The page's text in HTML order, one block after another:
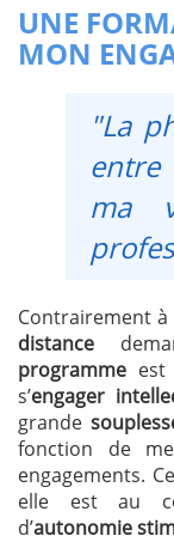
UNE
MON
"La
entre
ma
Contrairement
distance
programme est
s’engager
grande
fonction de
engagements.
elle est au
d’autonomie